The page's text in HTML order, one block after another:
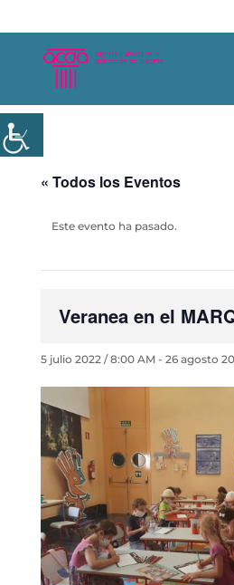
« Todos los Eventos
Este evento ha pasado.
Veranea en el
5 julio 2022 / 8:00 AM- 26 agosto